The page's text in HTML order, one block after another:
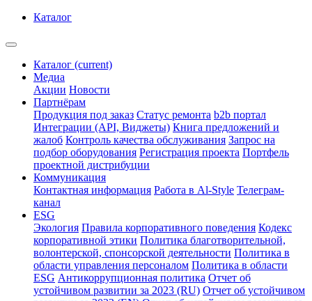
Каталог
Каталог (current)
Медиа
Акции Новости
Партнёрам
Продукция под заказ Статус ремонта b2b портал
Интеграции (API, Виджеты) Книга предложений и
жалоб Контроль качества обслуживания Запрос на
подбор оборудования Регистрация проекта Портфель
проектной дистрибуции
Коммуникация
Контактная информация Работа в Al-Style Телеграм-
канал
ESG
Экология Правила корпоративного поведения Кодекс
корпоративной этики Политика благотворительной,
волонтерской, спонсорской деятельности Политика в
области управления персоналом Политика в области
ESG Антикоррупционная политика Отчет об
устойчивом развитии за 2023 (RU) Отчет об устойчивом